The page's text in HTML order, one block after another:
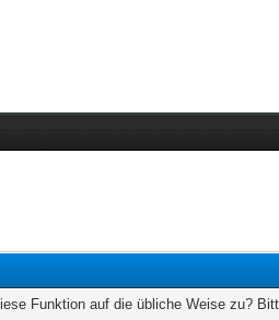
Funktion auf die übliche Weise zu?